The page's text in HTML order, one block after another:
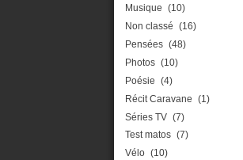
Musique (10)
Non classé (16)
Pensées (48)
Photos (10)
Poésie (4)
Récit Caravane (1)
Séries TV (7)
Test matos (7)
Vélo (10)